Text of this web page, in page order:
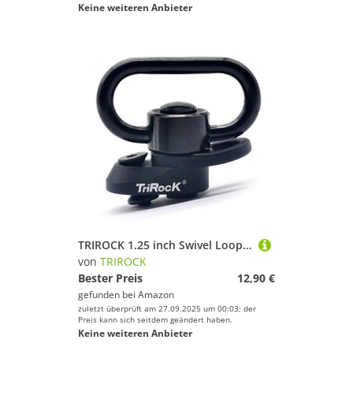
Keine weiteren Anbieter
TRIROCK 1.25 inch Swivel Loop Push Button QD Combo Black Sling Mount Base fits Keymod Rail with clever Hole for Snap Clip Hook Spring
von TRIROCK
Bester Preis
12,90 €
gefunden bei Amazon
zuletzt überprüft am 27.09.2025 um 00:03; der
Preis kann sich seitdem geändert haben.
Keine weiteren Anbieter